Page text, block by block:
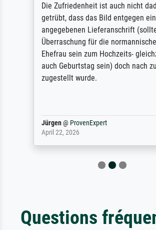
Die Zufriedenheit ist auch nicht
getrübt, dass das Bild entgegen
angegebenen Lieferanschrift
Überraschung für die normannische
Ehefrau sein zum Hochzeits-
auch Geburtstag sein) doch nach
zugestellt wurde.
Jürgen@ ProvenExpert
April 22, 2026
Questions